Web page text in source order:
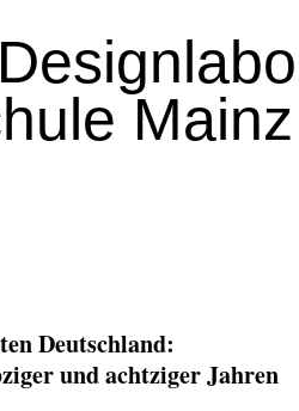
Mainz
Deutschland:
und achtziger Jahren